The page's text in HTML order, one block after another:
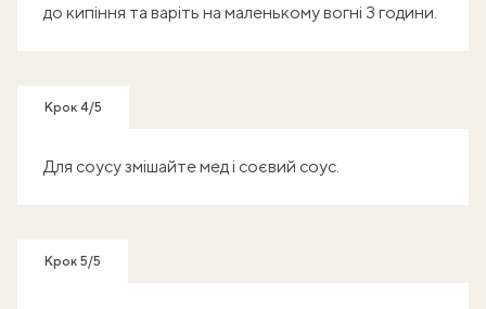
до кипіння та варіть на маленькому вогні 3 години.
Крок 4/5
Для соусу змішайте мед і соєвий соус.
Крок 5/5